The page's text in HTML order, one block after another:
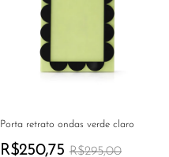
Porta retrato ondas verde claro
R$250,75 R$295,00